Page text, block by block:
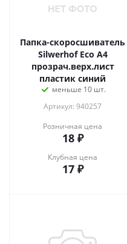
Папка-скоросшиватель
Silwerhof Eco A4
прозрач.верх.лист
пластик синий
меньше 10 шт.
Артикул: 940257
Розничная цена
18₽
Клубная цена
17₽